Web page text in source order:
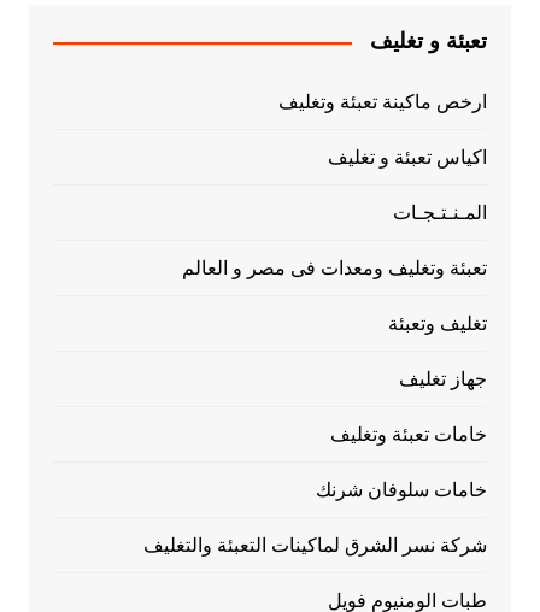
تعبئة و تغليف
ارخص ماكينة تعبئة وتغليف
اكياس تعبئة و تغليف
المـنـتـجـات
تعبئة وتغليف ومعدات فى مصر و العالم
تغليف وتعبئة
جهاز تغليف
خامات تعبئة وتغليف
خامات سلوفان شرنك
شركة نسر الشرق لماكينات التعبئة والتغليف
طبات الومنيوم فويل